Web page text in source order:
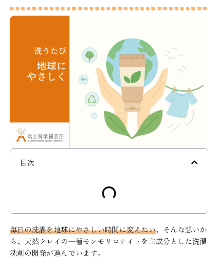
目次
毎日の洗濯を地球にやさしい時間に変えたい、そんな想いか
ら、天然クレイの一種モンモリロナイトを主成分とした洗濯
洗剤の開発が進んでいます。